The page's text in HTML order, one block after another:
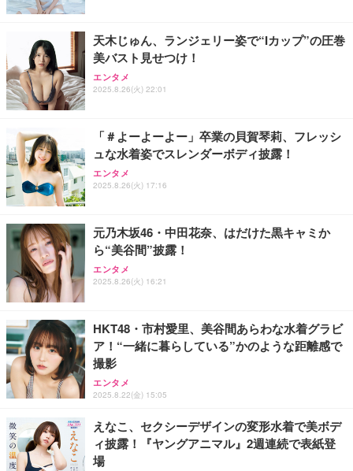
Aぇ! group LIVE TOUR 2025 D.N.A (初回盤)(2枚組)
[Blu-ray]
IVE THE 1ST WORLD TOUR in CINEMA（字幕版）
天木じゅん、ランジェリー姿で“Iカップ”の圧巻
美バスト見せつけ！
エンタメ
2025.8.26(火) 22:01
「＃よーよーよー」卒業の貝賀琴莉、フレッシ
ュな水着姿でスレンダーボディ披露！
エンタメ
2025.8.26(火) 17:16
元乃木坂46・中田花奈、はだけた黒キャミか
ら“美谷間”披露！
エンタメ
2025.8.26(火) 16:21
HKT48・市村愛里、美谷間あらわな水着グラビ
ア！“一緒に暮らしている”かのような距離感で
撮影
エンタメ
2025.8.22(金) 15:05
えなこ、セクシーデザインの変形水着で美ボデ
ィ披露！『ヤングアニマル』2週連続で表紙登
場